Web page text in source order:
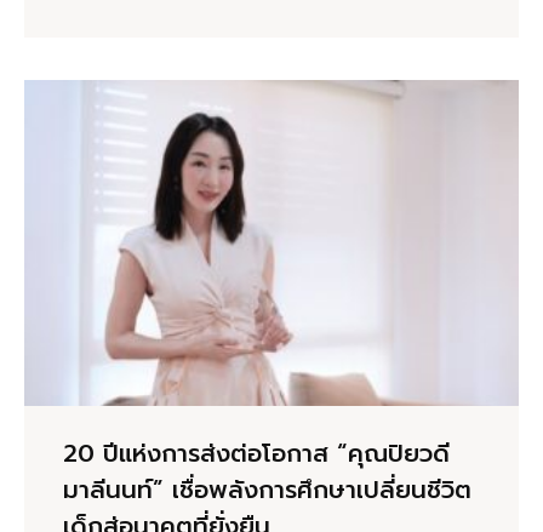
20 ปีแห่งการส่งต่อโอกาส “คุณปิยวดี
มาลีนนท์” เชื่อพลังการศึกษาเปลี่ยนชีวิต